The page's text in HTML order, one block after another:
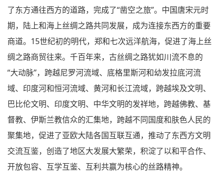
了东方通往西方的道路，完成了“凿空之旅”。中国唐宋元时
期，陆上和海上丝绸之路共同发展，成为连接东西方的重要
商道。15世纪初的明代，郑和七次远洋航海，促进了海上丝
绸之路商贸往来。千百年来，古丝绸之路犹如川流不息的
“大动脉”，跨越尼罗河流域、底格里斯河和幼发拉底河流
域、印度河和恒河流域、黄河和长江流域，跨越埃及文明、
巴比伦文明、印度文明、中华文明的发祥地，跨越佛教、基
督教、伊斯兰教信众的汇集地，跨越不同国度和肤色人民的
聚集地，促进了亚欧大陆各国互联互通，推动了东西方文明
交流互鉴，创造了地区大发展大繁荣，积淀了以和平合作、
开放包容、互学互鉴、互利共赢为核心的丝路精神。